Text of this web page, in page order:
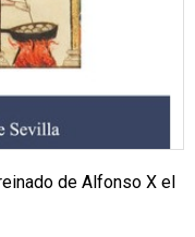
de Alfonso X el